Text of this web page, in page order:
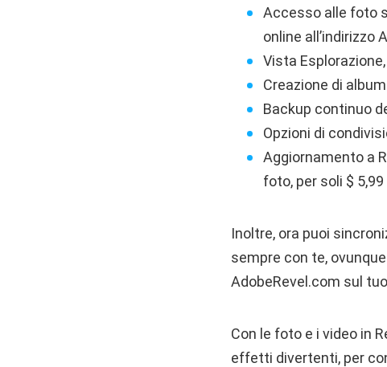
Accesso alle foto
online all’indirizzo
Vista
Creazione di
Backup continuo
Opzioni di
Aggiornamento a
foto, per soli $
Inoltre, ora puoi
sempre con te,
AdobeRevel.com sul
Con le foto e i video in
effetti divertenti, per